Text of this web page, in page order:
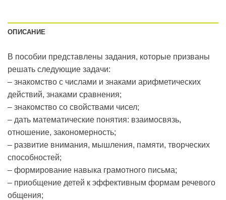
ОПИСАНИЕ
В пособии представлены задания, которые призваны
решать следующие задачи:
– знакомство с числами и знаками арифметических
действий, знаками сравнения;
– знакомство со свойствами чисел;
– дать математические понятия: взаимосвязь,
отношение, закономерность;
– развитие внимания, мышления, памяти, творческих
способностей;
– формирование навыка грамотного письма;
– приобщение детей к эффективным формам речевого
общения;